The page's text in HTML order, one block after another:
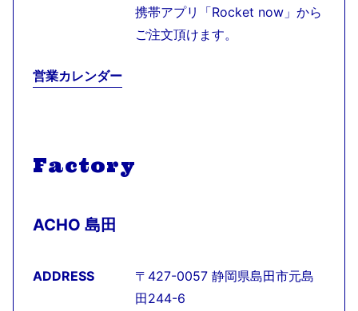
携帯アプリ「Rocket now」から
ご注文頂けます。
営業カレンダー
Factory
ACHO 島田
ADDRESS
〒427-0057 静岡県島田市元島
田244-6